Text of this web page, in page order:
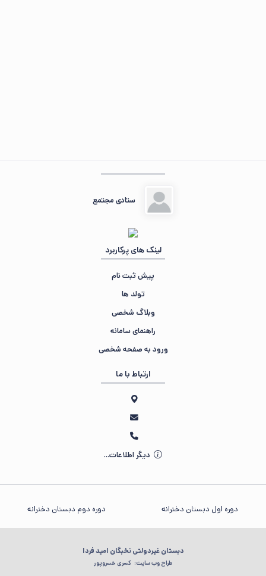
ستادی مجتمع
لینک های پرکاربرد
پیش ثبت نام
تولد ها
وبلاگ شخصی
راهنمای سامانه
ورود به صفحه شخصی
ارتباط با ما
دیگر اطلاعات...
دوره اول دبستان دخترانه دوره دوم دبستان دخترانه
دبستان غیردولتی نخبگان امید فردا
طراح وب سایت: کسری خسروپور